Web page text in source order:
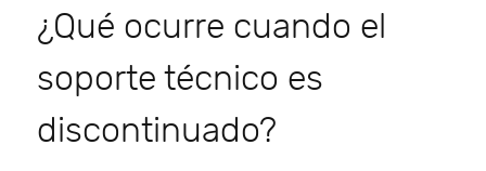
¿Qué ocurre cuando el
soporte técnico es
discontinuado?